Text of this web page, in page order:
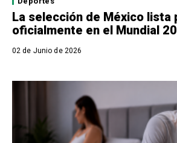
La selección de México lista
oficialmente en el Mundial
02 de Junio de 2026